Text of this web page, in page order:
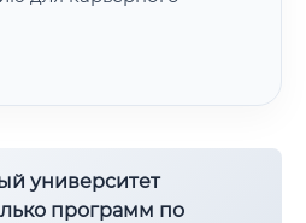
университет
программ по